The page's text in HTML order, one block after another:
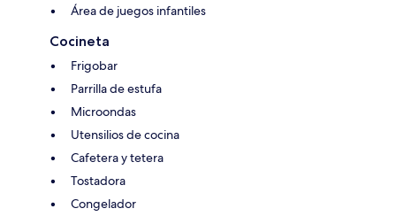
Área de juegos infantiles
Cocineta
Frigobar
Parrilla de estufa
Microondas
Utensilios de cocina
Cafetera y tetera
Tostadora
Congelador